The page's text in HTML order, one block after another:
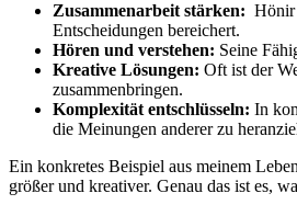
Zusammenarbeit stärken:
Entscheidungen bereichert.
Hören und⁢ verstehen: Seine
Kreative ⁣Lösungen: Oft ist der⁢
zusammenbringen.
Komplexität entschlüsseln: In
⁢die​ Meinungen anderer zu
Ein konkretes Beispiel aus meinem
größer und kreativer. Genau das ist es,